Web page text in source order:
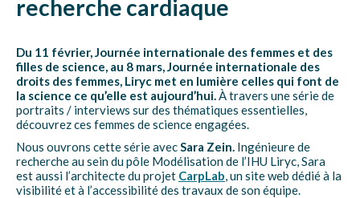
recherche cardiaque
Du 11 février, Journée internationale des femmes et des
filles de science, au 8 mars, Journée internationale des
droits des femmes, Liryc met en lumière celles qui font de
la science ce qu’elle est aujourd’hui.À travers une série de
portraits / interviews sur des thématiques essentielles,
découvrez ces femmes de science engagées.
Nous ouvrons cette série avecSara Zein. Ingénieure de
recherche au sein du pôle Modélisation de l’IHU Liryc, Sara
est aussi l’architecte du projet CarpLab, un site web dédié à la
visibilité et à l’accessibilité des travaux de son équipe.